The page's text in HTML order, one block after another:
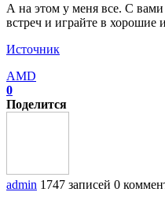
А на этом у меня все. С
встреч и играйте в хорошие
Источник
AMD
0
Поделится
admin 1747 записей 0